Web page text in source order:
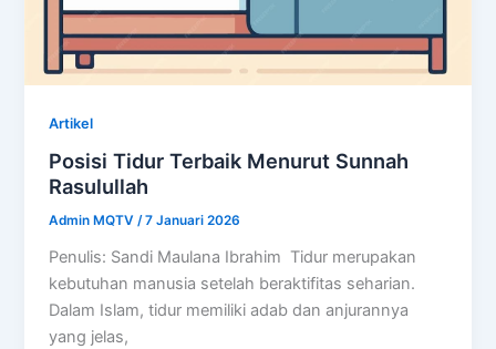
Artikel
Posisi Tidur Terbaik Menurut Sunnah
Rasulullah
Admin MQTV/7 Januari 2026
Penulis: Sandi Maulana Ibrahim Tidur merupakan
kebutuhan manusia setelah beraktifitas seharian.
Dalam Islam, tidur memiliki adab dan anjurannya
yang jelas,